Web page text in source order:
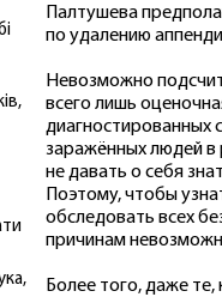
Палтушева
по удалению
Невозможно
всего лишь
диагностированных
заражённых людей в
не давать о себя
Поэтому, чтобы
обследовать всех
причинам
Более того, даже те,